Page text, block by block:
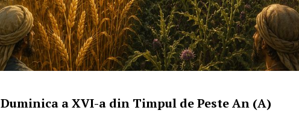
Duminica a XVI-a din Timpul de Peste An (A)